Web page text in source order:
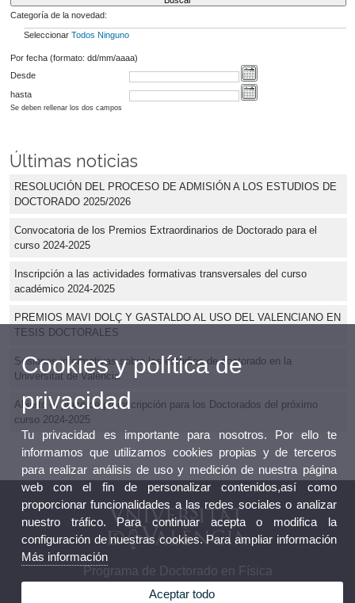
Categoría de la novedad:
Seleccionar Todos Ninguno
Por fecha (formato: dd/mm/aaaa)
Desde
hasta
Se deben rellenar los dos campos
Últimas noticias
RESOLUCIÓN DEL PROCESO DE ADMISIÓN A LOS ESTUDIOS DE
DOCTORADO 2025/2026
Convocatoria de los Premios Extraordinarios de Doctorado para el
curso 2024-2025
Inscripción a las actividades formativas transversales del curso
académico 2024-2025
PREMIOS MAVI DOLÇ Y GASTALDO AL USO DEL VALENCIANO EN
TESIS DOCTORALES
Sesiones informativas sobre los estudios de doctorado en la
Universitat de València
Abierto el plazo de preinscripción para los Doctorados del próximo
curso 2024-2025
Programa de Doctorado en Física
Cookies y política de
privacidad
Tu privacidad es importante para nosotros. Por ello te
informamos que utilizamos cookies propias y de terceros
para realizar análisis de uso y medición de nuestra página
web con el fin de personalizar contenidos,así como
proporcionar funcionalidades a las redes sociales o analizar
nuestro tráfico. Para continuar acepta o modifica la
configuración de nuestras cookies. Para ampliar información
Más información
Aceptar todo